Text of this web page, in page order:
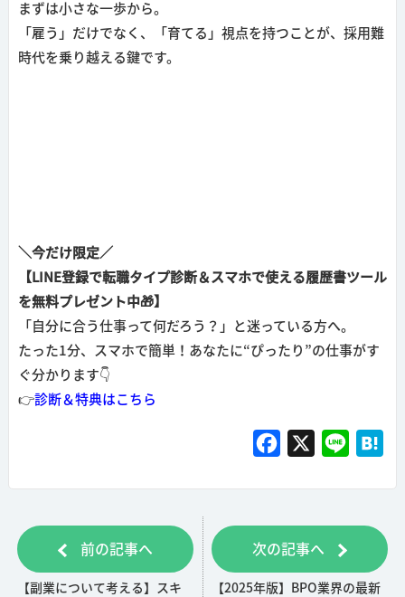
まずは小さな一歩から。
「雇う」だけでなく、「育てる」視点を持つことが、採用難
時代を乗り越える鍵です。
＼今だけ限定／
【LINE登録で転職タイプ診断＆スマホで使える履歴書ツール
を無料プレゼント中🎁】
「自分に合う仕事って何だろう？」と迷っている方へ。
たった1分、スマホで簡単！あなたに“ぴったり”の仕事がす
ぐ分かります👇
👉診断＆特典はこちら
e
b
e
n
前の記事へ
【副業について考える】スキ
次の記事へ
【2025年版】BPO業界の最新